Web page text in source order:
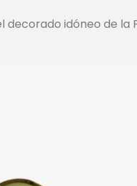
idóneo de la